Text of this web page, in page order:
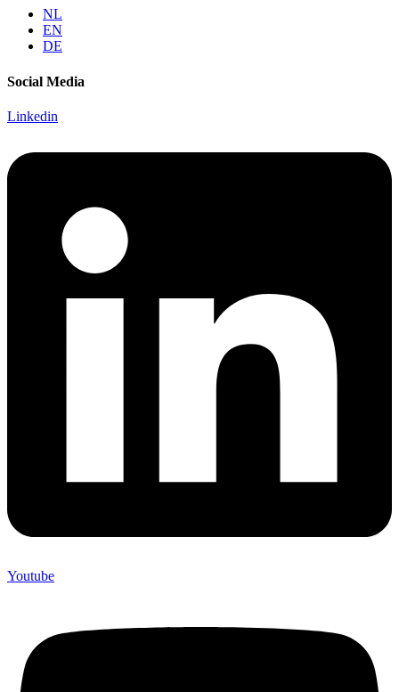
NL
EN
DE
Social Media
Linkedin
Youtube